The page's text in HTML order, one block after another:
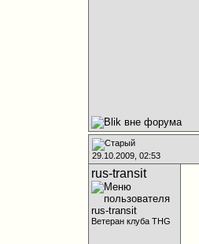
29.10.2009, 02:53
rus-transit
Ветеран клуба THG